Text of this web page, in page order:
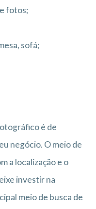
fotos;
sofá;
é de
negócio. O meio de
a localização e o
investir na
meio de busca de